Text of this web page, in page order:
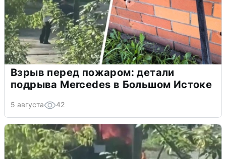
Взрыв перед пожаром: детали
подрыва Mercedes в Большом Истоке
5 августа 42